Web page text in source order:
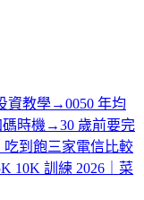
資教學→0050 年均
碼時機→30 歲前要完
吃到飽三家電信比較
10K 訓練 2026｜菜